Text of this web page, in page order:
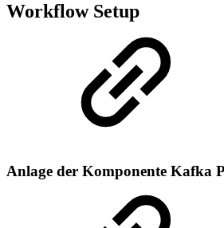
Workflow Setup
Anlage der Komponente Kafka